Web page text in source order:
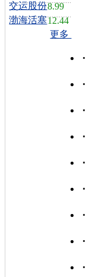
交运股份8.99
渤海活塞12.44
更多